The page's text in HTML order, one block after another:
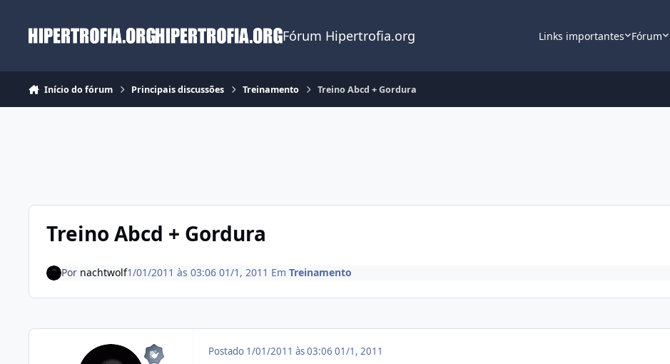
Fórum Hipertrofia.org Links importantes Fórum
Início do fórum Principais discussões Treinamento Treino Abcd + Gordura
Treino Abcd + Gordura
Por nachtwolf1/01/2011 às 03:06 01/1, 2011 Em Treinamento
Postado 1/01/2011 às 03:06 01/1, 2011